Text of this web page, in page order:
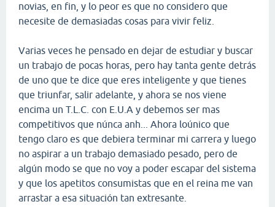
novias, en fin, y lo peor es que no considero que
necesite de demasiadas cosas para vivir feliz.
Varias veces he pensado en dejar de estudiar y buscar
un trabajo de pocas horas, pero hay tanta gente detrás
de uno que te dice que eres inteligente y que tienes
que triunfar, salir adelante, y ahora se nos viene
encima un T.L.C. con E.U.A y debemos ser mas
competitivos que núnca anh... Ahora loúnico que
tengo claro es que debiera terminar mi carrera y luego
no aspirar a un trabajo demasiado pesado, pero de
algún modo se que no voy a poder escapar del sistema
y que los apetitos consumistas que en el reina me van
arrastar a esa situación tan extresante.